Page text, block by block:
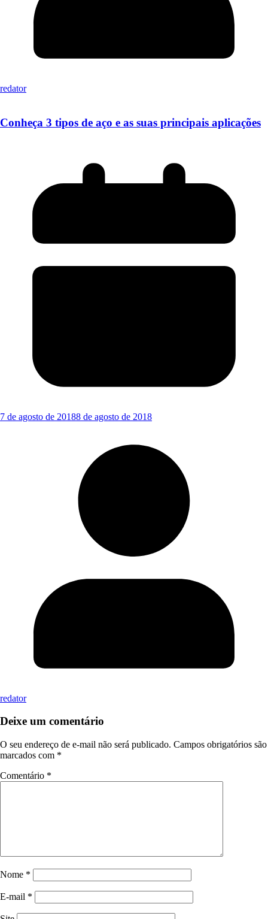
redator
Conheça 3 tipos de aço e as suas principais aplicações
7 de agosto de 20188 de agosto de 2018
redator
Deixe um comentário
O seu endereço de e-mail não será publicado. Campos obrigatórios são
marcados com *
Comentário *
Nome *
E-mail *